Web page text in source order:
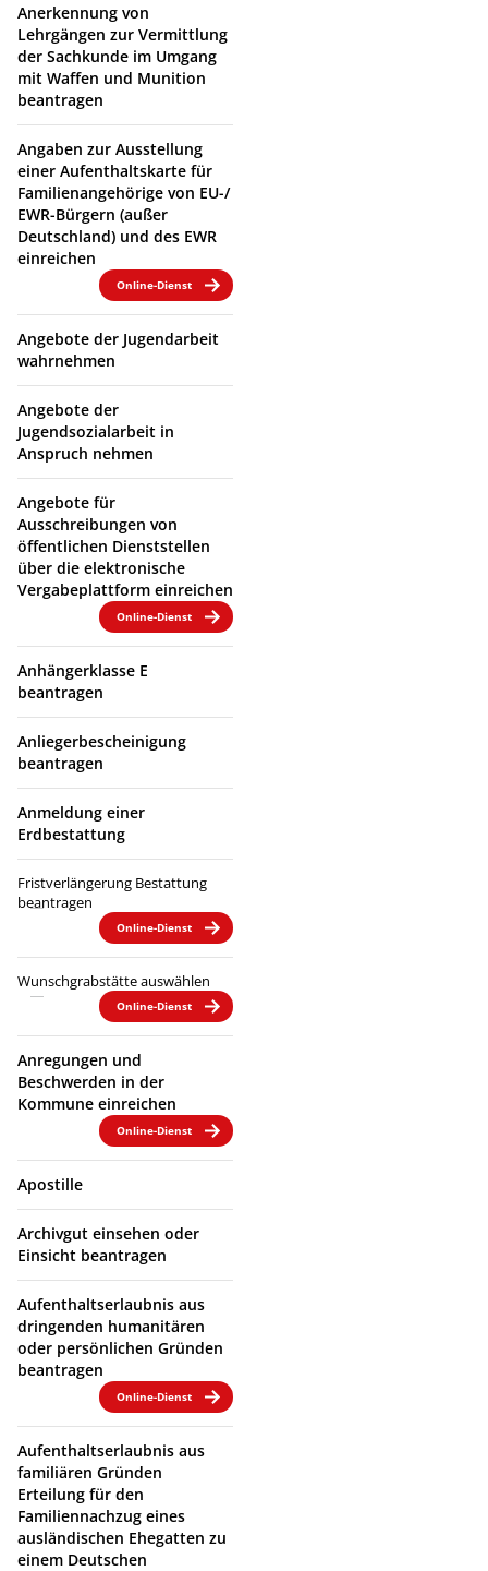
Anerkennung von
Lehrgängen zur Vermittlung
der Sachkunde im Umgang
mit Waffen und Munition
beantragen
Angaben zur Ausstellung
einer Aufenthaltskarte für
Familienangehörige von EU-/
EWR-Bürgern (außer
Deutschland) und des EWR
einreichen
Online-Dienst
Angebote der Jugendarbeit
wahrnehmen
Angebote der
Jugendsozialarbeit in
Anspruch nehmen
Angebote für
Ausschreibungen von
öffentlichen Dienststellen
über die elektronische
Vergabeplattform einreichen
Online-Dienst
Anhängerklasse E
beantragen
Anliegerbescheinigung
beantragen
Anmeldung einer
Erdbestattung
Fristverlängerung Bestattung
beantragen
Online-Dienst
Wunschgrabstätte auswählen
Online-Dienst
Anregungen und
Beschwerden in der
Kommune einreichen
Online-Dienst
Apostille
Archivgut einsehen oder
Einsicht beantragen
Aufenthaltserlaubnis aus
dringenden humanitären
oder persönlichen Gründen
beantragen
Online-Dienst
Aufenthaltserlaubnis aus
familiären Gründen
Erteilung für den
Familiennachzug eines
ausländischen Ehegatten zu
einem Deutschen